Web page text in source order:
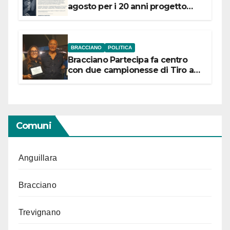
agosto per i 20 anni progetto
BRACCIANO POLITICA
Bracciano Partecipa fa centro
con due campionesse di Tiro a
Comuni
Anguillara
Bracciano
Trevignano